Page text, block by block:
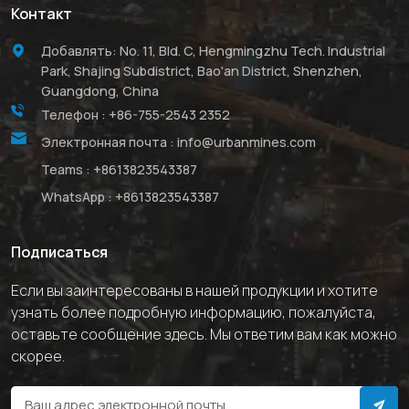
Контакт
Добавлять: No. 11, Bld. C, Hengmingzhu Tech. Industrial
Park, Shajing Subdistrict, Bao'an District, Shenzhen,
Guangdong, China
Телефон : +86-755-2543 2352
Электронная почта : info@urbanmines.com
Teams : +8613823543387
WhatsApp : +8613823543387
Подписаться
Если вы заинтересованы в нашей продукции и хотите
узнать более подробную информацию, пожалуйста,
оставьте сообщение здесь. Мы ответим вам как можно
скорее.